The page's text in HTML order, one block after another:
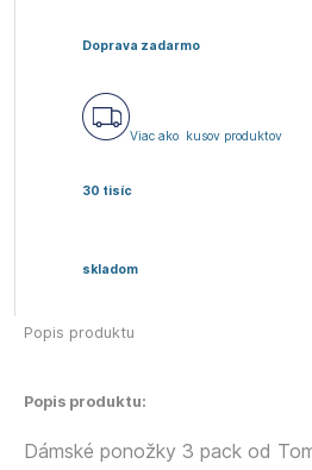
Doprava zadarmo
Viac ako
30 tisíc
kusov produktov
skladom
Popis produktu
Popis produktu:
Dámské ponožky 3 pack od